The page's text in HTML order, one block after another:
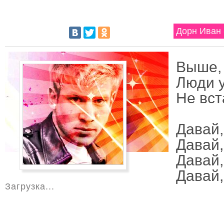
Дорн Иван
Выше,
Люди
Не
Загрузка...